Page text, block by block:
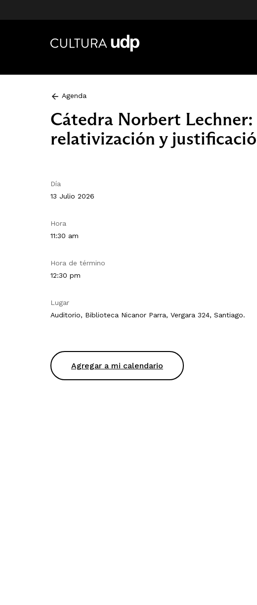
Agenda
Cátedra Norbert Lechner:
relativización y
Día
13 Julio 2026
Hora
11:30 am
Hora de término
12:30 pm
Lugar
Auditorio, Biblioteca Nicanor Parra, Vergara 324, Santiago.
Agregar a mi calendario